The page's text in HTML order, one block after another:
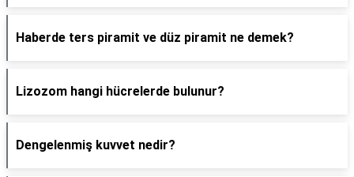
Haberde ters piramit ve düz piramit ne demek?
Lizozom hangi hücrelerde bulunur?
Dengelenmiş kuvvet nedir?